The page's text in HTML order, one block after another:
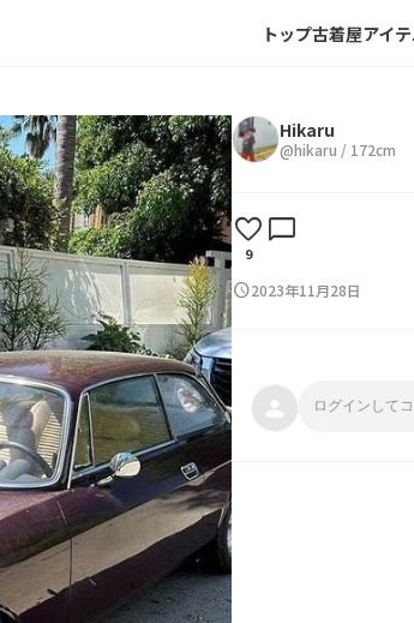
トップ古着屋アイ
Hikaru
@hikaru / 172cm
favorite
9
chat_bubble
schedule2023年11月28日